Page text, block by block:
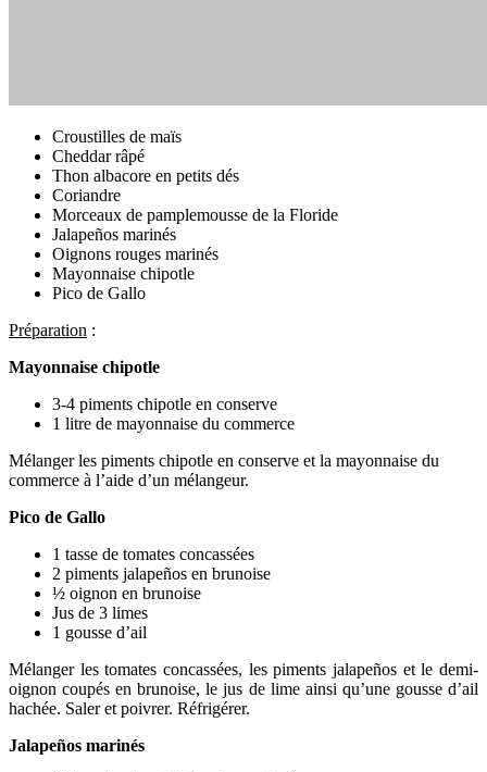
Croustilles de maïs
Cheddar râpé
Thon albacore en petits dés
Coriandre
Morceaux de pamplemousse de la Floride
Jalapeños marinés
Oignons rouges marinés
Mayonnaise chipotle
Pico de Gallo
Préparation :
Mayonnaise chipotle
3-4 piments chipotle en conserve
1 litre de mayonnaise du commerce
Mélanger les piments chipotle en conserve et la mayonnaise du
commerce à l’aide d’un mélangeur.
Pico de Gallo
1 tasse de tomates concassées
2 piments jalapeños en brunoise
½ oignon en brunoise
Jus de 3 limes
1 gousse d’ail
Mélanger les tomates concassées, les piments jalapeños et le demi-
oignon coupés en brunoise, le jus de lime ainsi qu’une gousse d’ail
hachée. Saler et poivrer. Réfrigérer.
Jalapeños marinés